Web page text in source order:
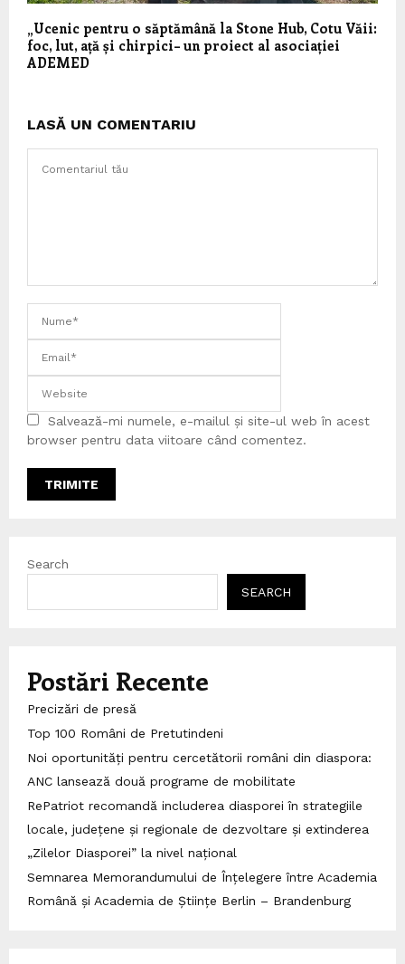
„Ucenic pentru o săptămână la Stone Hub, Cotu Văii:
foc, lut, ață și chirpici– un proiect al asociației
ADEMED
LASĂ UN COMENTARIU
Salvează-mi numele, e-mailul și site-ul web în acest
browser pentru data viitoare când comentez.
Search
SEARCH
Postări Recente
Precizări de presă
Top 100 Români de Pretutindeni
Noi oportunități pentru cercetătorii români din diaspora:
ANC lansează două programe de mobilitate
RePatriot recomandă includerea diasporei în strategiile
locale, județene și regionale de dezvoltare și extinderea
„Zilelor Diasporei” la nivel național
Semnarea Memorandumului de Înțelegere între Academia
Română și Academia de Științe Berlin – Brandenburg